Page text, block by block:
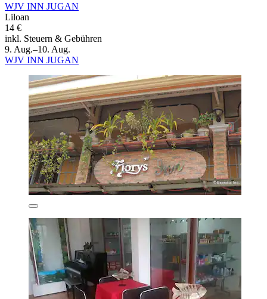
WJV INN JUGAN
Liloan
14 €
inkl. Steuern & Gebühren
9. Aug.–10. Aug.
WJV INN JUGAN